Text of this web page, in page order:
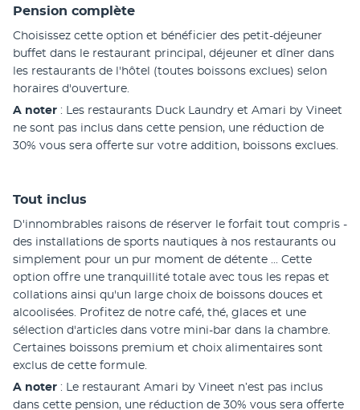
Pension complète
Choisissez cette option et bénéficier des petit-déjeuner
buffet dans le restaurant principal, déjeuner et dîner dans
les restaurants de l'hôtel (toutes boissons exclues) selon
horaires d'ouverture.
A noter : Les restaurants Duck Laundry et Amari by Vineet
ne sont pas inclus dans cette pension, une réduction de
30% vous sera offerte sur votre addition, boissons exclues.
Tout inclus
D'innombrables raisons de réserver le forfait tout compris -
des installations de sports nautiques à nos restaurants ou
simplement pour un pur moment de détente ... Cette
option offre une tranquillité totale avec tous les repas et
collations ainsi qu'un large choix de boissons douces et
alcoolisées. Profitez de notre café, thé, glaces et une
sélection d'articles dans votre mini-bar dans la chambre.
Certaines boissons premium et choix alimentaires sont
exclus de cette formule.
A noter : Le restaurant Amari by Vineet n’est pas inclus
dans cette pension, une réduction de 30% vous sera offerte